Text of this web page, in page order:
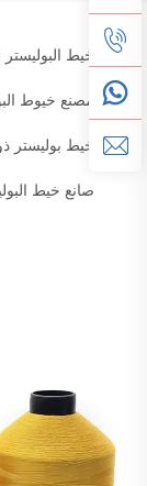
خيط
مصنع خيوط
خيط بوليستر
صانع خيط